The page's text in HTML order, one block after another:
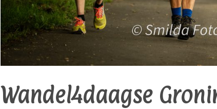
Wandel4daagse